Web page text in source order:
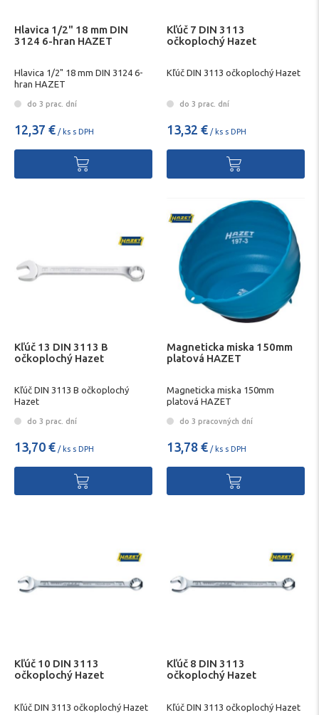
Hlavica 1/2" 18 mm DIN
3124 6-hran HAZET
Hlavica 1/2" 18 mm DIN 3124 6-
hran HAZET
do 3 prac. dní
12,37 € / ks s DPH
Kľúč 7 DIN 3113
očkoplochý Hazet
Kľúč DIN 3113 očkoplochý Hazet
do 3 prac. dní
13,32 € / ks s DPH
Kľúč 13 DIN 3113 B
očkoplochý Hazet
Kľúč DIN 3113 B očkoplochý
Hazet
do 3 prac. dní
13,70 € / ks s DPH
Magneticka miska 150mm
platová HAZET
Magneticka miska 150mm
platová HAZET
do 3 pracovných dní
13,78 € / ks s DPH
Kľúč 10 DIN 3113
očkoplochý Hazet
Kľúč DIN 3113 očkoplochý Hazet
Kľúč 8 DIN 3113
očkoplochý Hazet
Kľúč DIN 3113 očkoplochý Hazet